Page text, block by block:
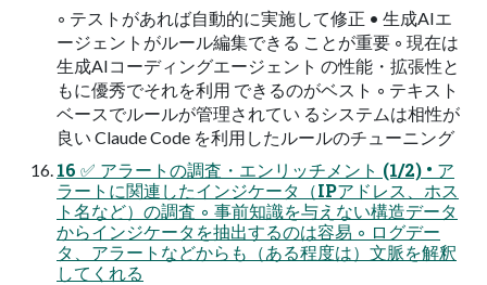
◦ テストがあれば自動的に実施して修正 • 生成AIエ
ージェントがルール編集できる ことが重要 ◦ 現在は
生成AIコーディングエージェント の性能・拡張性と
もに優秀でそれを利用 できるのがベスト ◦ テキスト
ベースでルールが管理されてい るシステムは相性が
良い Claude Code を利用したルールのチューニング
16 ✅ アラートの調査・エンリッチメント (1/2) • ア
ラートに関連したインジケータ（IPアドレス、ホス
ト名など）の調査 ◦ 事前知識を与えない構造データ
からインジケータを抽出するのは容易 ◦ ログデー
タ、アラートなどからも（ある程度は）文脈を解釈
してくれる